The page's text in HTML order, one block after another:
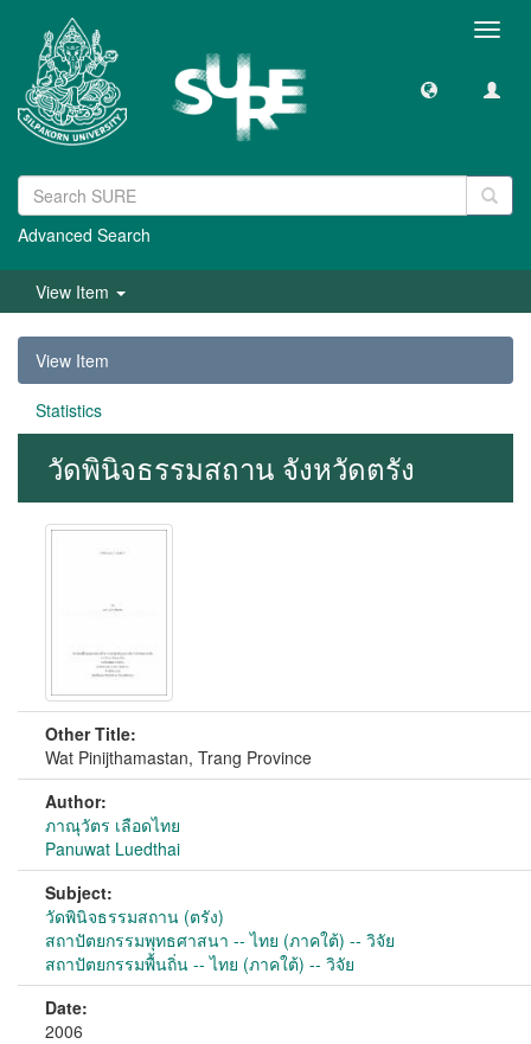
Advanced Search
View Item
View Item
Statistics
วัดพินิจธรรมสถาน จังหวัดตรัง
Other Title:
Wat Pinijthamastan, Trang Province
Author:
ภาณุวัตร เลือดไทย
Panuwat Luedthai
Subject:
วัดพินิจธรรมสถาน (ตรัง)
สถาปัตยกรรมพุทธศาสนา -- ไทย (ภาคใต้) -- วิจัย
สถาปัตยกรรมพื้นถิ่น -- ไทย (ภาคใต้) -- วิจัย
Date:
2006